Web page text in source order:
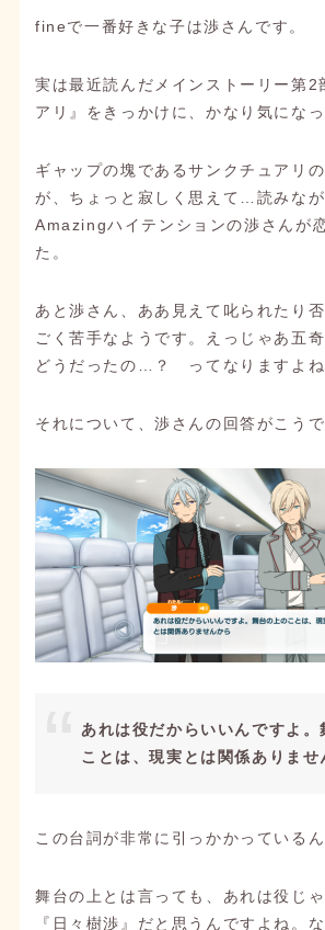
fineで一番好きな子は渉さんです。
実は最近読んだメインストーリー第2
アリ』をきっかけに、かなり気になっ
ギャップの塊であるサンクチュアリ
が、ちょっと寂しく思えて…読みな
Amazingハイテンションの渉さんが
た。
あと渉さん、ああ見えて叱られたり
ごく苦手なようです。えっじゃあ五
どうだったの…？ ってなりますよね
それについて、渉さんの回答がこうで
あれは役だからいいんですよ。
ことは、現実とは関係ありませ
この台詞が非常に引っかかっているん
舞台の上とは言っても、あれは役じ
『日々樹渉』だと思うんですよね。